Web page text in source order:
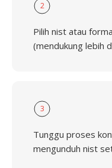
2
Pilih nist atau
(mendukung lebih
3
Tunggu proses
mengunduh nist